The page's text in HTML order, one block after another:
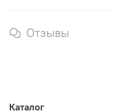
Отзывы
Каталог